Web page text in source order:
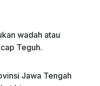
wadah atau
Teguh.
Jawa Tengah